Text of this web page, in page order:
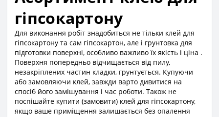
гіпсокартону
Для виконання робіт знадобиться не тільки клей для
гіпсокартону та сам гіпсокартон, але і грунтовка для
підготовки поверхні, особливо важливо їх якість і ціна .
Поверхня попередньо відчищається від пилу,
незакріплених частин кладки, грунтується. Купуючи
або замовляючи клей, завжди варто дивитися на
спосіб його замішування і час роботи. Також не
поспішайте купити (замовити) клей для гіпсокартону,
якщо ваше приміщення залишається без опалення